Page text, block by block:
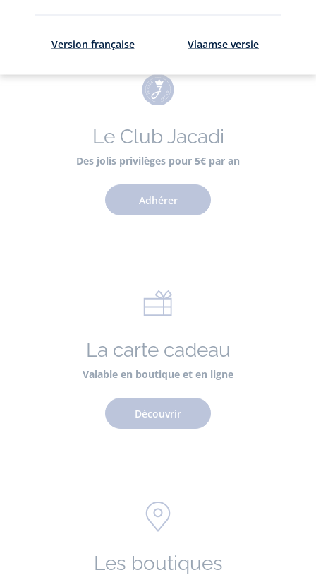
Le Club Jacadi
Des jolis privilèges pour 5€ par an
Adhérer
La carte cadeau
Valable en boutique et en ligne
Découvrir
Les boutiques
Version française Vlaamse versie